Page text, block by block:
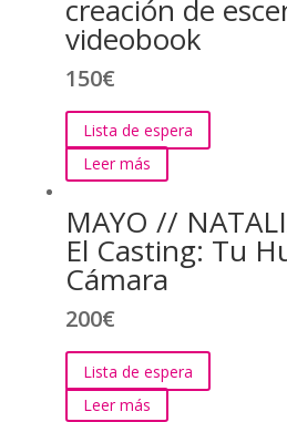
creación de
videobook
150€
Lista de espera
Leer más
MAYO //
El Casting: Tu
Cámara
200€
Lista de espera
Leer más